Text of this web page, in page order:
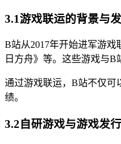
3.1游戏联运的背景与
B站从2017年开始进军游
日方舟》等。这些游戏与B
通过游戏联运，B站不仅可
绩。
3.2自研游戏与游戏发行